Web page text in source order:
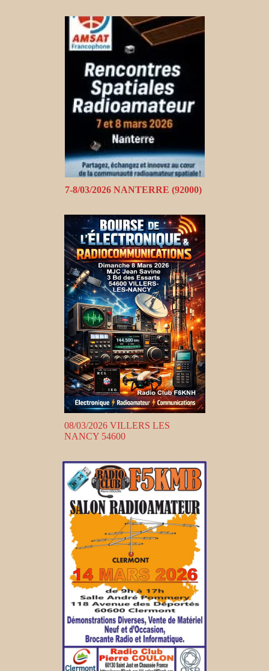
7-8/03/2026 NANTERRE (92000)
08/03/2026 VILLERS LES
NANCY 54600